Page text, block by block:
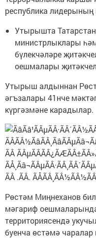
республика лидерының
Утырышта
министрлыклары
бүлекчәләре
оешмалары
Утырыш алдыннан
әгъзалары 41нче
күргәзмәне карадылар.
Рөстәм Миңнеханов
мәгариф
территориясендә
буенча өстәмә чаралар